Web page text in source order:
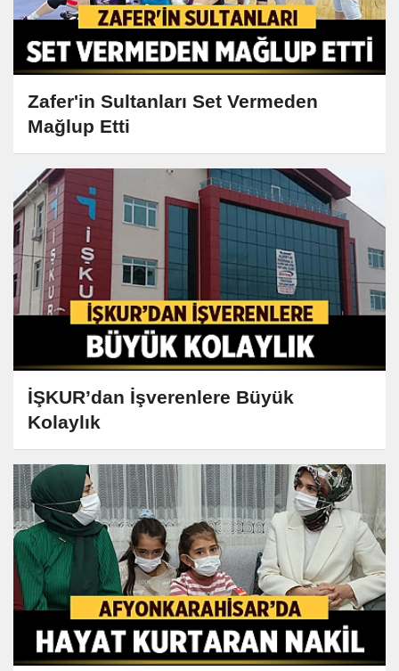
Zafer'in Sultanları Set Vermeden
Mağlup Etti
İŞKUR’dan İşverenlere Büyük
Kolaylık